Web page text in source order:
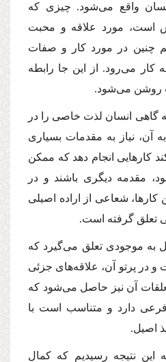
واقع مى‌شود. چیزى كه
است، مورد علاقه و محبت
چنین در مورد كار و صفات
مى‌رود. از این جا رابطه
روشن مى‌شود.
گاهى انسان لذت خاصى را در
آن، نیاز به مقدمات بسیارى
كارهایى انجام دهد كه ممكن
مقدمه دیگرى باشند و در
كارها، شعاعى از اراده اصیلى
تعلق گرفته است.
به موجودى تعلق مى‌گیرد كه
و در پرتو آن، علاقه‌هاى جزئى
آن نیز حاصل مى‌شود كه
دارد و متناسب است با
اصیل.
این نتیجه رسیدیم كه كمال